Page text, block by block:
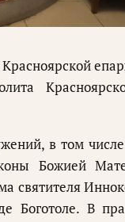
в том
Божией
святителя
Боготоле. В